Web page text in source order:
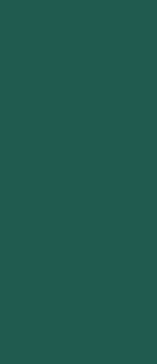
annan webbplats.
webbplats.